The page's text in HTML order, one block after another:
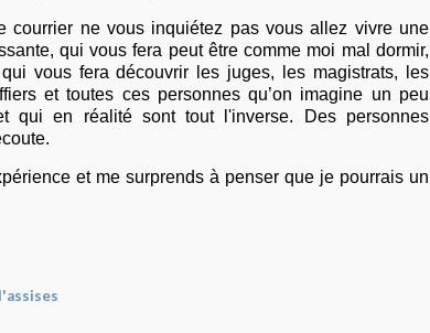
courrier ne vous inquiétez pas vous allez vivre une
qui vous fera peut être comme moi mal dormir,
vous fera découvrir les juges, les magistrats, les
et toutes ces personnes qu’on imagine un peu
qui en réalité sont tout l'inverse. Des personnes
et me surprends à penser que je pourrais un